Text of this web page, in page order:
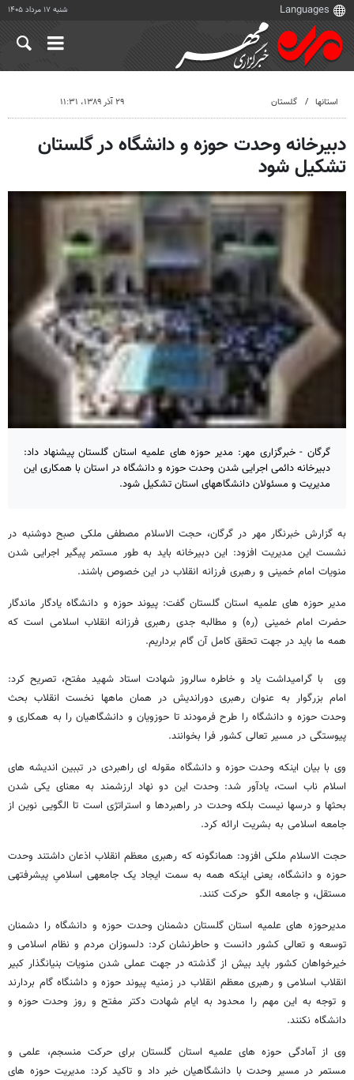
شنبه ۱۷ مرداد ۱۴۰۵
استانها گلستان ۲۹ آذر ۱۳۸۹، ۱۱:۳۱
دبیرخانه وحدت حوزه و دانشگاه در گلستان
تشکیل شود
گرگان - خبرگزاری مهر: مدیر حوزه های علمیه استان گلستان پیشنهاد داد:
دبیرخانه دائمی اجرایی شدن وحدت حوزه و دانشگاه در استان با همکاری این
مدیریت و مسئولان دانشگاههای استان تشکیل شود.
به گزارش خبرنگار مهر در گرگان، حجت الاسلام مصطفی ملکی صبح دوشنبه در
نشست این مدیریت افزود: این دبیرخانه باید به طور مستمر پیگیر اجرایی شدن
منویات امام خمینی و رهبری فرزانه انقلاب در این خصوص باشند.
مدیر حوزه های علمیه استان گلستان گفت: پیوند حوزه و دانشگاه یادگار ماندگار
حضرت امام خمینی (ره) و مطالبه جدی رهبری فرزانه انقلاب اسلامی است که
همه ما باید در جهت تحقق کامل آن گام برداریم.
وی با گرامیداشت یاد و خاطره سالروز شهادت استاد شهید مفتح، تصریح کرد:
امام بزرگوار به عنوان رهبری دوراندیش در همان ماهها نخست انقلاب بحث
وحدت حوزه و دانشگاه را طرح فرمودند تا حوزویان و دانشگاهیان را به همکاری و
پیوستگی در مسیر تعالی کشور فرا بخوانند.
وی با بیان اینکه وحدت حوزه و دانشگاه مقوله ای راهبردی در تببین اندیشه های
اسلام ناب است، یادآور شد: وحدت این دو نهاد ارزشمند به معنای یکی شدن
بحثها و درسها نیست بلکه وحدت در راهبردها و استراتژی است تا الگویی نوین از
جامعه اسلامی به بشریت ارائه کرد.
حجت الاسلام ملکی افزود: همانگونه که رهبری معظم انقلاب اذعان داشتند وحدت
حوزه و دانشگاه، یعنى اینکه همه به سمت ایجاد یک جامعه‏ى اسلامىِ پیشرفته‏ى
مستقل، و جامعه‏ الگو حرکت کنند.
مدیرحوزه های علمیه استان گلستان دشمنان وحدت حوزه و دانشگاه را دشمنان
توسعه و تعالی کشور دانست و حاطرنشان کرد: دلسوزان مردم و نظام اسلامی و
خیرخواهان کشور باید بیش از گذشته در جهت عملی شدن منویات بنیانگذار کبیر
انقلاب اسلامی و رهبری معظم انقلاب در زمنیه پیوند حوزه و داشنگاه گام بردارند
و توجه به این مهم را محدود به ایام شهادت دکتر مفتح و روز وحدت حوزه و
دانشگاه نکنند.
وی از آمادگی حوزه های علمیه استان گلستان برای حرکت منسجم، علمی و
مستمر در مسیر وحدت با دانشگاهیان خبر داد و تاکید کرد: مدیریت حوزه های